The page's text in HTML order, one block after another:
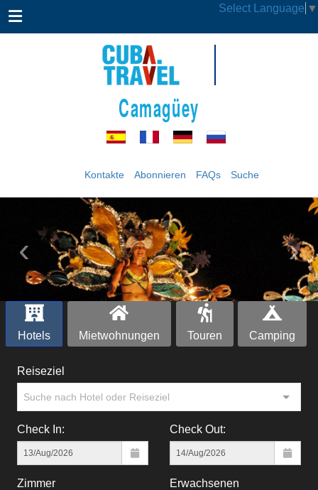
Select Language ▼
Camagüey
Kontakte Abonnieren FAQs Suche
‹ ›
Hotels Mietwohnungen Touren Camping
Reiseziel
Suche nach Hotel oder Reiseziel
Check In: Check Out:
Zimmer Erwachsenen